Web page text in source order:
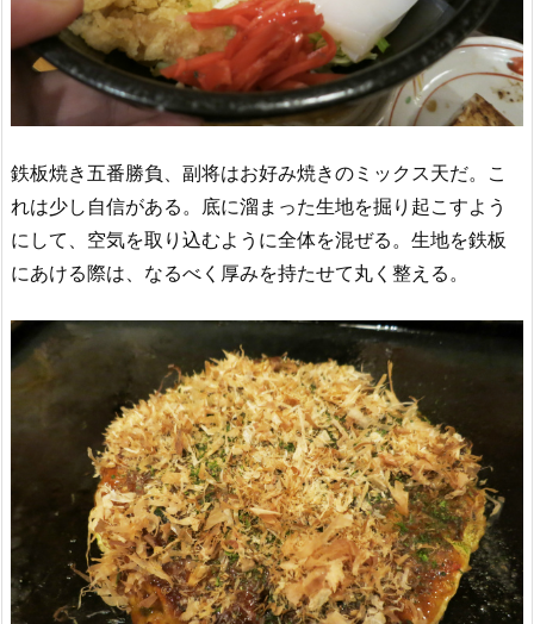
鉄板焼き五番勝負、副将はお好み焼きのミックス天だ。こ
れは少し自信がある。底に溜まった生地を掘り起こすよう
にして、空気を取り込むように全体を混ぜる。生地を鉄板
にあける際は、なるべく厚みを持たせて丸く整える。